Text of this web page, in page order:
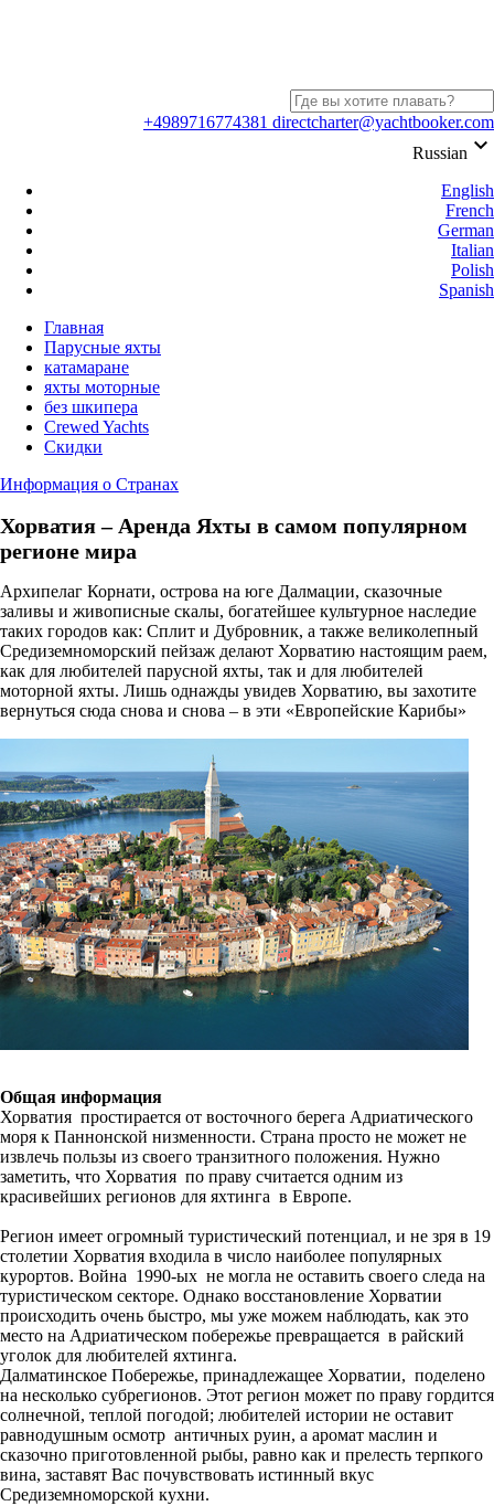
+4989716774381 directcharter@yachtbooker.com
Russian keyboard_arrow_down
English
French
German
Italian
Polish
Spanish
Главная
Парусные яхты
катамаране
яхты моторные
без шкипера
Crewed Yachts
Скидки
Информация о Странах
Хорватия – Аренда Яхты в самом популярном
регионе мира
Архипелаг Корнати, острова на юге Далмации, сказочные
заливы и живописные скалы, богатейшее культурное наследие
таких городов как: Сплит и Дубровник, а также великолепный
Средиземноморский пейзаж делают Хорватию настоящим раем,
как для любителей парусной яхты, так и для любителей
моторной яхты. Лишь однажды увидев Хорватию, вы захотите
вернуться сюда снова и снова – в эти «Европейские Карибы»
Общая информация
Хорватия простирается от восточного берега Адриатического
моря к Паннонской низменности. Страна просто не может не
извлечь пользы из своего транзитного положения. Нужно
заметить, что Хорватия по праву считается одним из
красивейших регионов для яхтинга в Европе.
Регион имеет огромный туристический потенциал, и не зря в 19
столетии Хорватия входила в число наиболее популярных
курортов. Война 1990-ых не могла не оставить своего следа на
туристическом секторе. Однако восстановление Хорватии
происходить очень быстро, мы уже можем наблюдать, как это
место на Адриатическом побережье превращается в райский
уголок для любителей яхтинга.
Далматинское Побережье, принадлежащее Хорватии, поделено
на несколько субрегионов. Этот регион может по праву гордится
солнечной, теплой погодой; любителей истории не оставит
равнодушным осмотр античных руин, а аромат маслин и
сказочно приготовленной рыбы, равно как и прелесть терпкого
вина, заставят Вас почувствовать истинный вкус
Средиземноморской кухни.